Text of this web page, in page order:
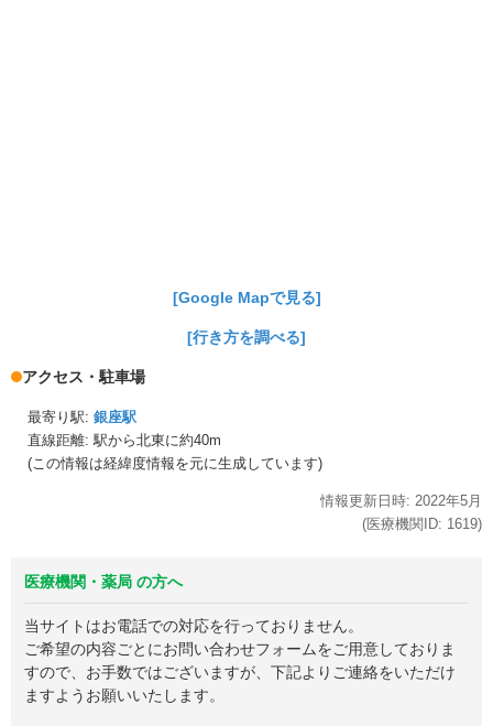
[Google Mapで見る]
[行き方を調べる]
アクセス・駐車場
最寄り駅: 銀座駅
直線距離: 駅から北東に約40m
(この情報は経緯度情報を元に生成しています)
情報更新日時: 2022年5月
(医療機関ID: 1619)
医療機関・薬局 の方へ
当サイトはお電話での対応を行っておりません。
ご希望の内容ごとにお問い合わせフォームをご用意しておりま
すので、お手数ではございますが、下記よりご連絡をいただけ
ますようお願いいたします。